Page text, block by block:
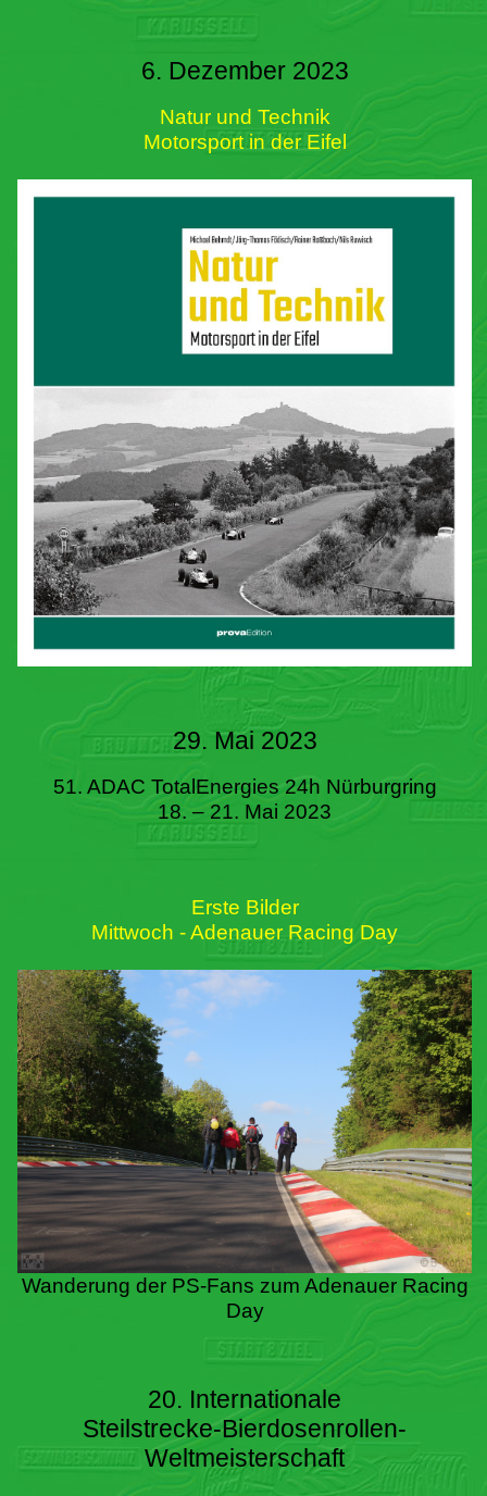
6. Dezember 2023
Natur und Technik
Motorsport in der Eifel
29. Mai 2023
51. ADAC TotalEnergies 24h Nürburgring
18. – 21. Mai 2023
Erste Bilder
Mittwoch - Adenauer Racing Day
Wanderung der PS-Fans zum Adenauer Racing
Day
20. Internationale
Steilstrecke-Bierdosenrollen-
Weltmeisterschaft